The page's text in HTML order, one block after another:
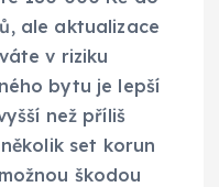
ale aktualizace
v riziku
bytu je lepší
než příliš
set korun
škodou